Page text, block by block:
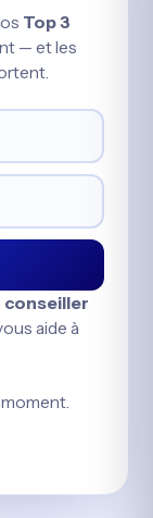
Top 3
— et les
conseiller
aide à